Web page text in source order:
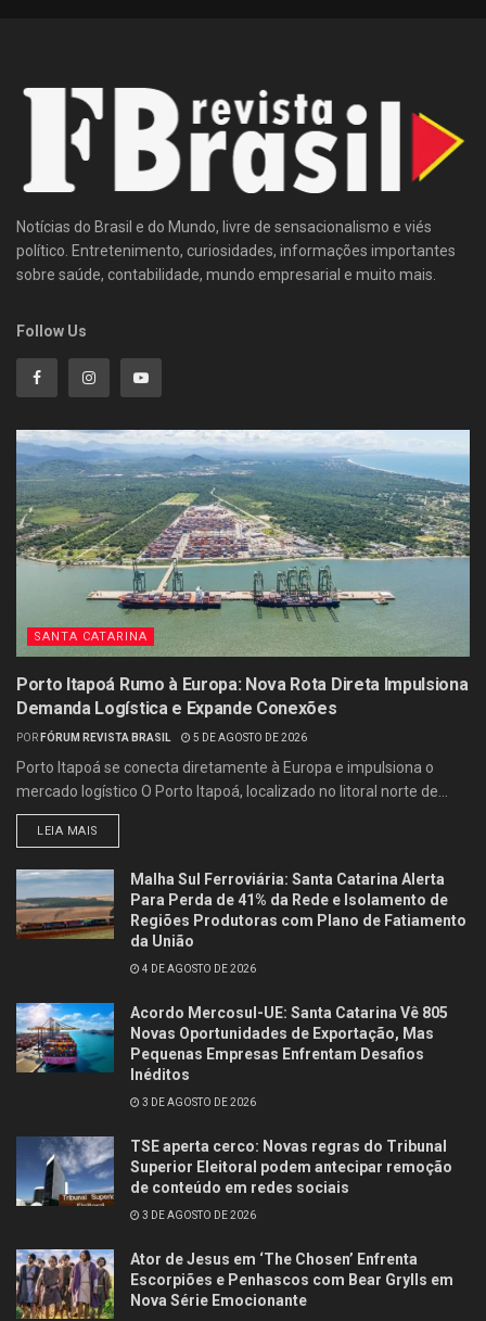
Notícias do Brasil e do Mundo, livre de sensacionalismo e viés
político. Entretenimento, curiosidades, informações importantes
sobre saúde, contabilidade, mundo empresarial e muito mais.
Follow Us
SANTA CATARINA
Porto Itapoá Rumo à Europa: Nova Rota Direta Impulsiona
Demanda Logística e Expande Conexões
POR FÓRUM REVISTA BRASIL 5 DE AGOSTO DE 2026
Porto Itapoá se conecta diretamente à Europa e impulsiona o
mercado logístico O Porto Itapoá, localizado no litoral norte de...
LEIA MAIS
Malha Sul Ferroviária: Santa Catarina Alerta
Para Perda de 41% da Rede e Isolamento de
Regiões Produtoras com Plano de Fatiamento
da União
4 DE AGOSTO DE 2026
Acordo Mercosul-UE: Santa Catarina Vê 805
Novas Oportunidades de Exportação, Mas
Pequenas Empresas Enfrentam Desafios
Inéditos
3 DE AGOSTO DE 2026
TSE aperta cerco: Novas regras do Tribunal
Superior Eleitoral podem antecipar remoção
de conteúdo em redes sociais
3 DE AGOSTO DE 2026
Ator de Jesus em ‘The Chosen’ Enfrenta
Escorpiões e Penhascos com Bear Grylls em
Nova Série Emocionante